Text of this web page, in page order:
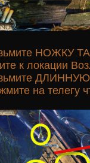
НОЖКУ
к локации
на телегу